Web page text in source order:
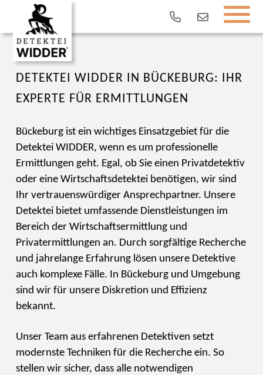
DETEKTEI WIDDER IN BÜCKEBURG: IHR
EXPERTE FÜR ERMITTLUNGEN
Bückeburg ist ein wichtiges Einsatzgebiet für die
Detektei WIDDER, wenn es um professionelle
Ermittlungen geht. Egal, ob Sie einen Privatdetektiv
oder eine Wirtschaftsdetektei benötigen, wir sind
Ihr vertrauenswürdiger Ansprechpartner. Unsere
Detektei bietet umfassende Dienstleistungen im
Bereich der Wirtschaftsermittlung und
Privatermittlungen an. Durch sorgfältige Recherche
und jahrelange Erfahrung lösen unsere Detektive
auch komplexe Fälle. In Bückeburg und Umgebung
sind wir für unsere Diskretion und Effizienz
bekannt.
Unser Team aus erfahrenen Detektiven setzt
modernste Techniken für die Recherche ein. So
stellen wir sicher, dass alle notwendigen